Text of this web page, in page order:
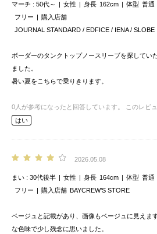
マーチ 50代～ 女性 身長 162cm 体型 普通
フリー
購入店舗
JOURNAL STANDARD / EDFICE / IENA / SLOBE
ボーダーのタンクトップノースリーブを探してい
ました。
暑い夏をこちらで乗りきります。
0 人が参考になったと回答しています。
このレビ
はい
2026.05.08
まい 30代後半 女性 身長 164cm 体型 普通
フリー
購入店舗 BAYCREW’S STORE
ベージュと記載があり、画像もベージュに見えま
な色味で少し残念に思いました。